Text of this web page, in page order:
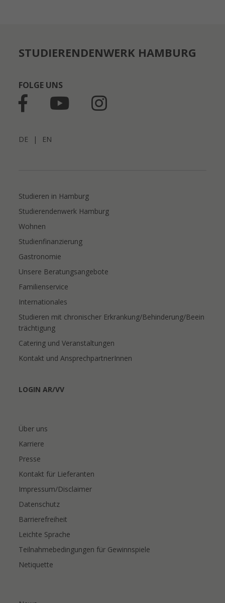
STUDIERENDENWERK HAMBURG
FOLGE UNS
DE | EN
Studieren in Hamburg
Studierendenwerk Hamburg
Wohnen
Studienfinanzierung
Gastronomie
Unsere Beratungsangebote
Familienservice
Internationales
Studieren mit chronischer Erkrankung/Behinderung/Beein
trächtigung
Catering und Veranstaltungen
Kontakt und AnsprechpartnerInnen
LOGIN AR/VV
Über uns
Karriere
Presse
Kontakt für Lieferanten
Impressum/Disclaimer
Datenschutz
Barrierefreiheit
Leichte Sprache
Teilnahmebedingungen für Gewinnspiele
Netiquette